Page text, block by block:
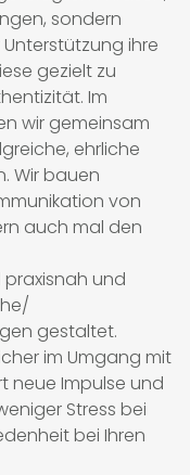
sondern
ihre
gezielt zu
Im
wir gemeinsam
ehrliche
Wir bauen
von
auch mal den
und
gestaltet.
im Umgang mit
neue Impulse und
Stress bei
bei Ihren